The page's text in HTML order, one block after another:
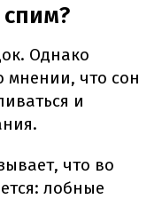
Однако
мнении, что сон
и
что во
лобные